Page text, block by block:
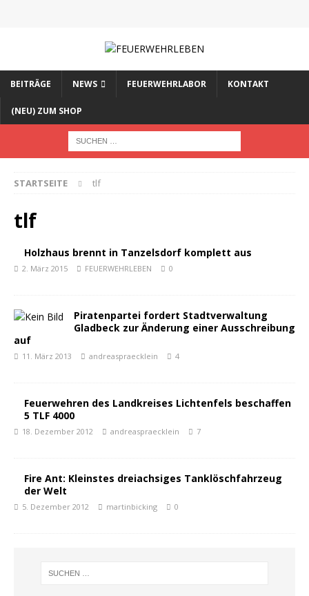
BEITRÄGE NEWS FEUERWEHRLABOR KONTAKT
(NEU) ZUM SHOP
STARTSEITE tlf
tlf
Holzhaus brennt in Tanzelsdorf komplett aus
2. März 2015 FEUERWEHRLEBEN 0
Piratenpartei fordert Stadtverwaltung
Gladbeck zur Änderung einer Ausschreibung
auf
11. März 2013 andreaspraecklein 4
Feuerwehren des Landkreises Lichtenfels beschaffen
5 TLF 4000
18. Dezember 2012 andreaspraecklein 7
Fire Ant: Kleinstes dreiachsiges Tanklöschfahrzeug
der Welt
5. Dezember 2012 martinbicking 0